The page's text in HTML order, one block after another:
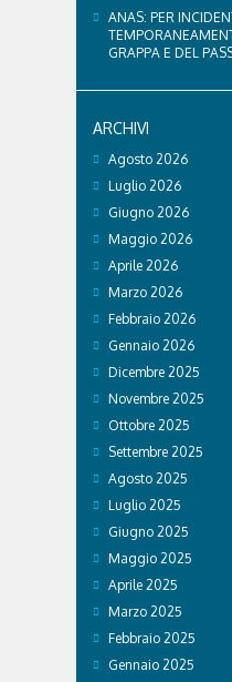
ANAS: PER
GRAPPA E DEL
ARCHIVI
Agosto 2026
Luglio 2026
Giugno 2026
Maggio 2026
Aprile 2026
Marzo 2026
Febbraio 2026
Gennaio 2026
Dicembre 2025
Novembre 2025
Ottobre 2025
Settembre 2025
Agosto 2025
Luglio 2025
Giugno 2025
Maggio 2025
Aprile 2025
Marzo 2025
Febbraio 2025
Gennaio 2025